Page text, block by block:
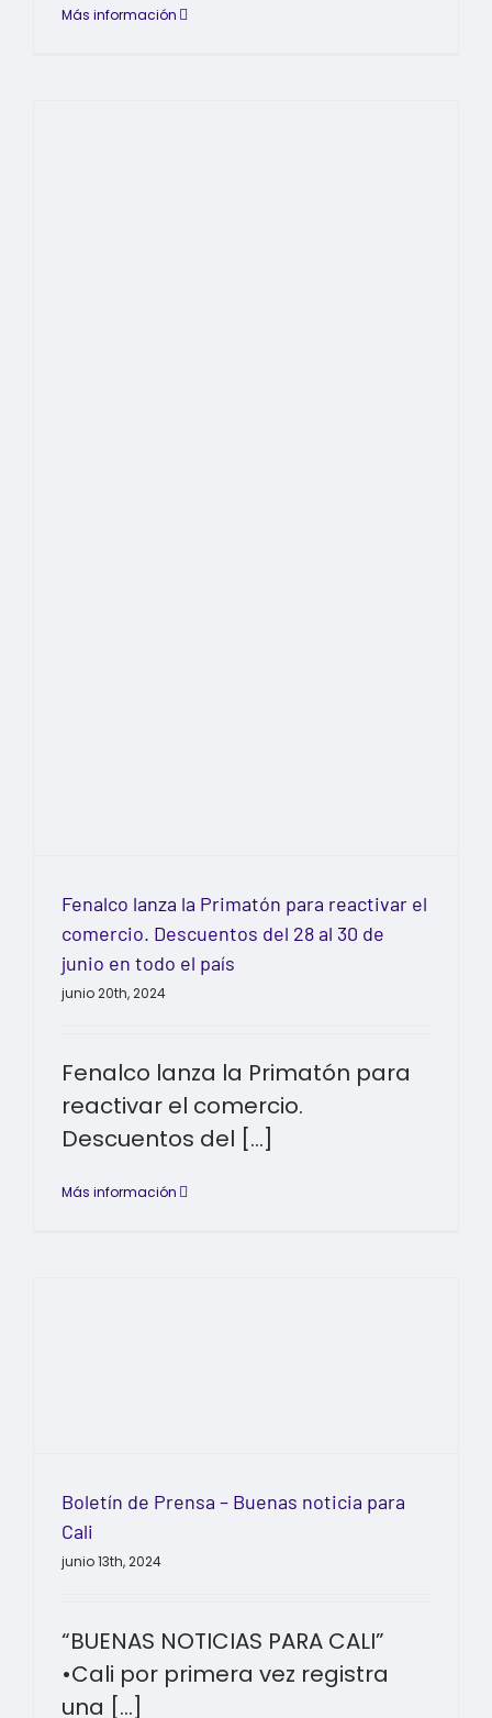
Más información
Fenalco lanza la Primatón para reactivar el
comercio. Descuentos del 28 al 30 de
junio en todo el país
junio 20th, 2024
Fenalco lanza la Primatón para
reactivar el comercio.
Descuentos del [...]
Más información
Boletín de Prensa – Buenas noticia para
Cali
junio 13th, 2024
“BUENAS NOTICIAS PARA CALI”
•Cali por primera vez registra
una [...]